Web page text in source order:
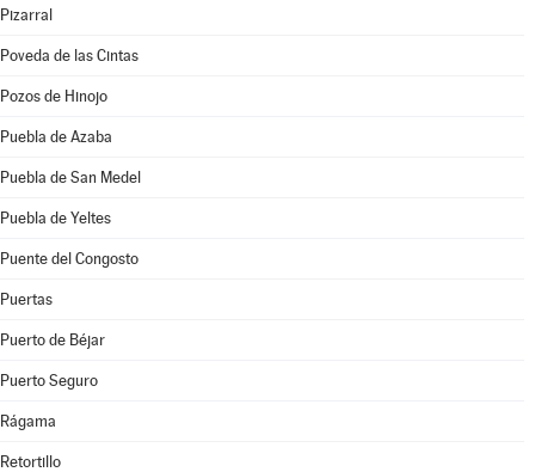
Pizarral
Poveda de las Cintas
Pozos de Hinojo
Puebla de Azaba
Puebla de San Medel
Puebla de Yeltes
Puente del Congosto
Puertas
Puerto de Béjar
Puerto Seguro
Rágama
Retortillo